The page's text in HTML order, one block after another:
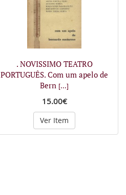
. NOVISSIMO TEATRO
PORTUGUÊS. Com um apelo de
Bern [...]
15.00€
Ver Item